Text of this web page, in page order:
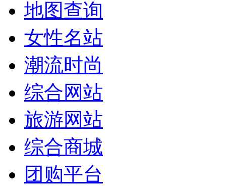
地图查询
女性名站
潮流时尚
综合网站
旅游网站
综合商城
团购平台